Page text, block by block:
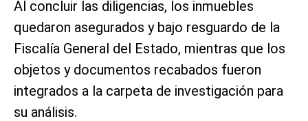
Al concluir las diligencias, los inmuebles
quedaron asegurados y bajo resguardo de la
Fiscalía General del Estado, mientras que los
objetos y documentos recabados fueron
integrados a la carpeta de investigación para
su análisis.